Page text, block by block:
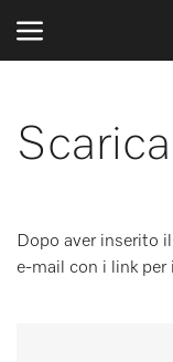
SETTORI
PRODOTTI
Dopo aver inserito
e-mail con i link